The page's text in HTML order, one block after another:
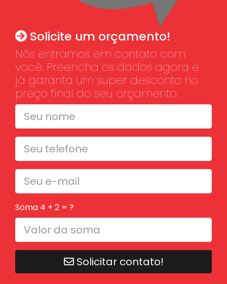
Solicite um orçamento!
Nós entramos em contato com
você. Preencha os dados agora e
já garanta um super desconto no
preço final do seu orçamento.
Soma 4 + 2 = ?
Solicitar contato!